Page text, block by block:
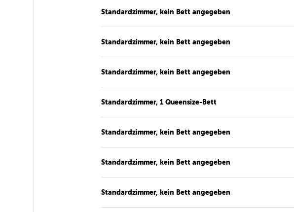
Standardzimmer, kein Bett angegeben
Standardzimmer, kein Bett angegeben
Standardzimmer, kein Bett angegeben
Standardzimmer, 1 Queensize-Bett
Standardzimmer, kein Bett angegeben
Standardzimmer, kein Bett angegeben
Standardzimmer, kein Bett angegeben